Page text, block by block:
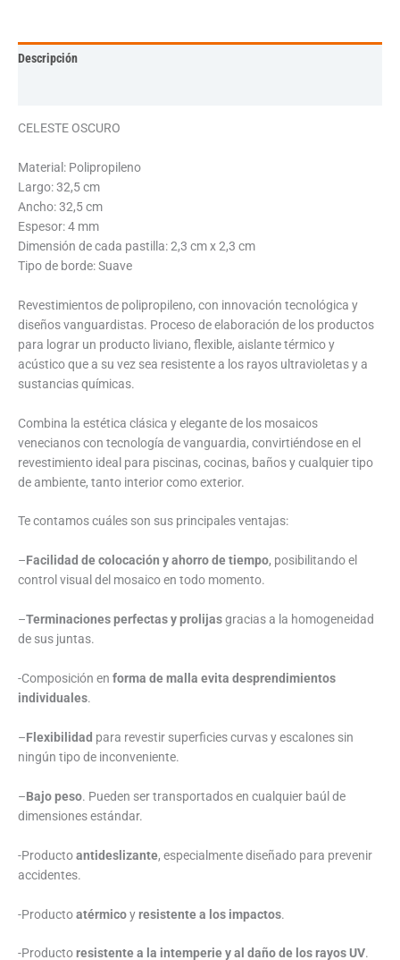
Descripción
CELESTE OSCURO
Material: Polipropileno
Largo: 32,5 cm
Ancho: 32,5 cm
Espesor: 4 mm
Dimensión de cada pastilla:2,3 cm x 2,3 cm
Tipo de borde: Suave
Revestimientos de polipropileno, con innovación tecnológica y
diseños vanguardistas. Procesode elaboración de los productos
para lograr un producto liviano, flexible, aislante térmicoy
acústico que a su vez sea resistente a los rayos ultravioletasy a
sustancias químicas.
Combina la estética clásica y elegante de los mosaicos
venecianos con tecnología de vanguardia, convirtiéndose en el
revestimiento ideal para piscinas, cocinas, baños y cualquier tipo
de ambiente, tanto interior como exterior.
Te contamos cuáles son sus principales ventajas:
–Facilidad de colocación y ahorro de tiempo, posibilitando el
control visual del mosaico en todo momento.
–Terminaciones perfectas y prolijasgracias a la homogeneidad
de sus juntas.
-Composición en forma de malla evita desprendimientos
individuales.
–Flexibilidad para revestir superficies curvas y escalones sin
ningún tipo de inconveniente.
–Bajo peso. Pueden ser transportados en cualquier baúl de
dimensiones estándar.
-Productoantideslizante, especialmente diseñado para prevenir
accidentes.
-Productoatérmicoyresistente a los impactos.
-Productoresistente a la intemperie y al daño de los rayos UV.